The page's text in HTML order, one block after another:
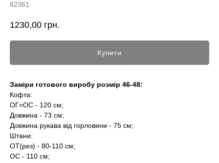
82361
1230,00 грн.
Купити
Заміри готового виробу розмір 46-48:
Кофта:
ОГ=ОС - 120 см;
Довжина - 73 см;
Довжина рукава від горловини - 75 см;
Штани:
ОТ(рез) - 80-110 см;
ОС - 110 см;